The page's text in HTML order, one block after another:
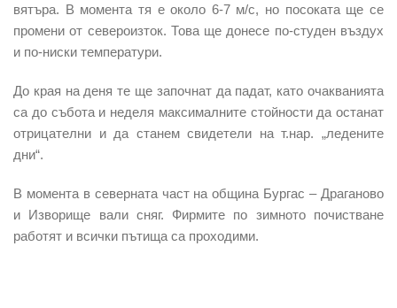
вятъра. В момента тя е около 6-7 м/с, но посоката ще се
промени от североизток. Това ще донесе по-студен въздух
и по-ниски температури.
До края на деня те ще започнат да падат, като очакванията
са до събота и неделя максималните стойности да останат
отрицателни и да станем свидетели на т.нар. „ледените
дни“.
В момента в северната част на община Бургас – Драганово
и Изворище вали сняг. Фирмите по зимното почистване
работят и всички пътища са проходими.